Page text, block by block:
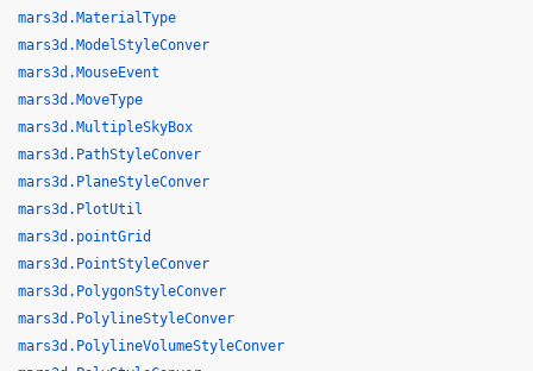
mars3d.MaterialType
mars3d.ModelStyleConver
mars3d.MouseEvent
mars3d.MoveType
mars3d.MultipleSkyBox
mars3d.PathStyleConver
mars3d.PlaneStyleConver
mars3d.PlotUtil
mars3d.pointGrid
mars3d.PointStyleConver
mars3d.PolygonStyleConver
mars3d.PolylineStyleConver
mars3d.PolylineVolumeStyleConver